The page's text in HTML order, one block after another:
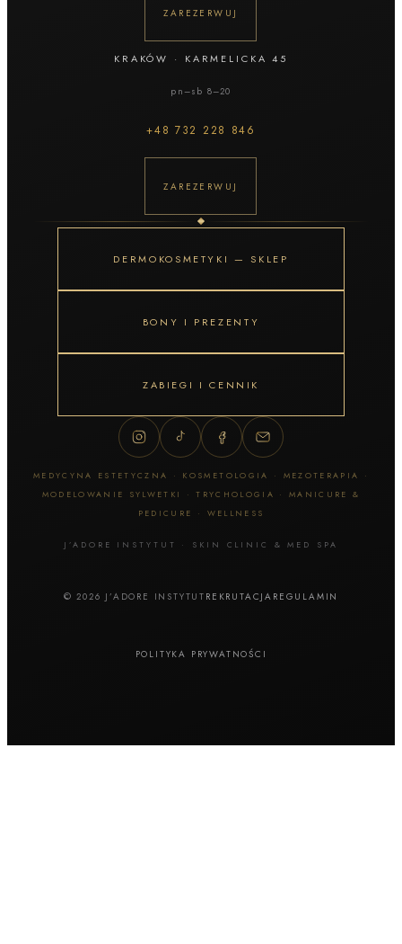
ZAREZERWUJ
KRAKÓW · KARMELICKA 45
pn–sb 8–20
+48732 228 846
ZAREZERWUJ
DERMOKOSMETYKI — SKLEP
BONY I PREZENTY
ZABIEGI I CENNIK
MEDYCYNA ESTETYCZNA · KOSMETOLOGIA · MEZOTERAPIA ·
MODELOWANIE SYLWETKI · TRYCHOLOGIA · MANICURE &
PEDICURE · WELLNESS
J’ADORE INSTYTUT · SKIN CLINIC & MED SPA
© 2026 J’ADORE INSTYTUT REKRUTACJA REGULAMIN
POLITYKA PRYWATNOŚCI